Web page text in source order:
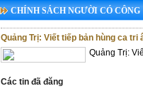
CHÍNH SÁCH NGƯỜI CÓ CÔNG
Quảng Trị: Viết tiếp bản hùng ca
Quảng Trị:
Các tin đã đăng